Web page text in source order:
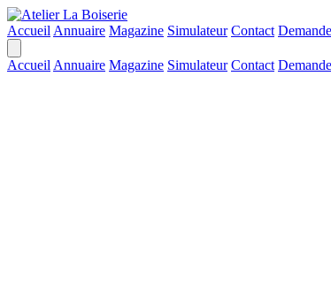
Accueil Annuaire Magazine Simulateur Contact
Accueil Annuaire Magazine Simulateur Contact